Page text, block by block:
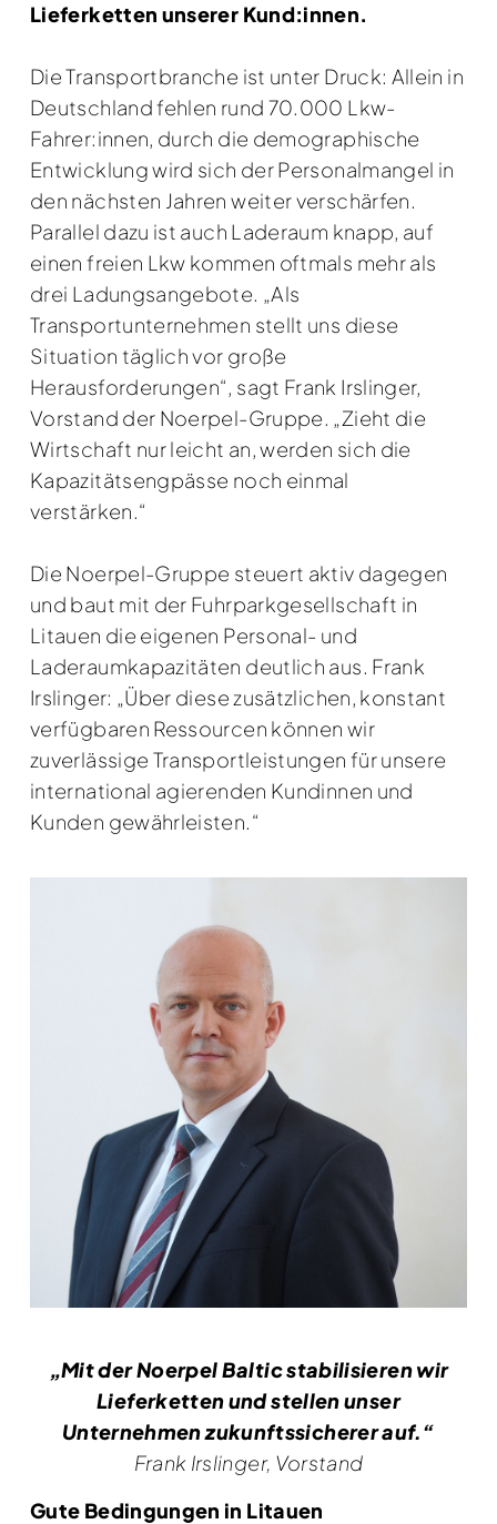
Lieferketten unserer Kund:innen.
Die Transportbranche ist unter Druck: Allein in
Deutschland fehlen rund 70.000 Lkw-
Fahrer:innen, durch die demographische
Entwicklung wird sich der Personalmangel in
den nächsten Jahren weiter verschärfen.
Parallel dazu ist auch Laderaum knapp, auf
einen freien Lkw kommen oftmals mehr als
drei Ladungsangebote. „Als
Transportunternehmen stellt uns diese
Situation täglich vor große
Herausforderungen“, sagt Frank Irslinger,
Vorstand der Noerpel-Gruppe. „Zieht die
Wirtschaft nur leicht an, werden sich die
Kapazitätsengpässe noch einmal
verstärken.“
Die Noerpel-Gruppe steuert aktiv dagegen
und baut mit der Fuhrparkgesellschaft in
Litauen die eigenen Personal- und
Laderaumkapazitäten deutlich aus. Frank
Irslinger: „Über diese zusätzlichen, konstant
verfügbaren Ressourcen können wir
zuverlässige Transportleistungen für unsere
international agierenden Kundinnen und
Kunden gewährleisten.“
„Mit der Noerpel Baltic stabilisieren wir
Lieferketten und stellen unser
Unternehmen zukunftssicherer auf.“
Frank Irslinger, Vorstand
Gute Bedingungen in Litauen